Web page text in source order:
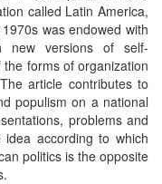
called Latin America,
was endowed with
new versions of self-
forms of organization
article contributes to
populism on a national
problems and
according to which
politics is the opposite